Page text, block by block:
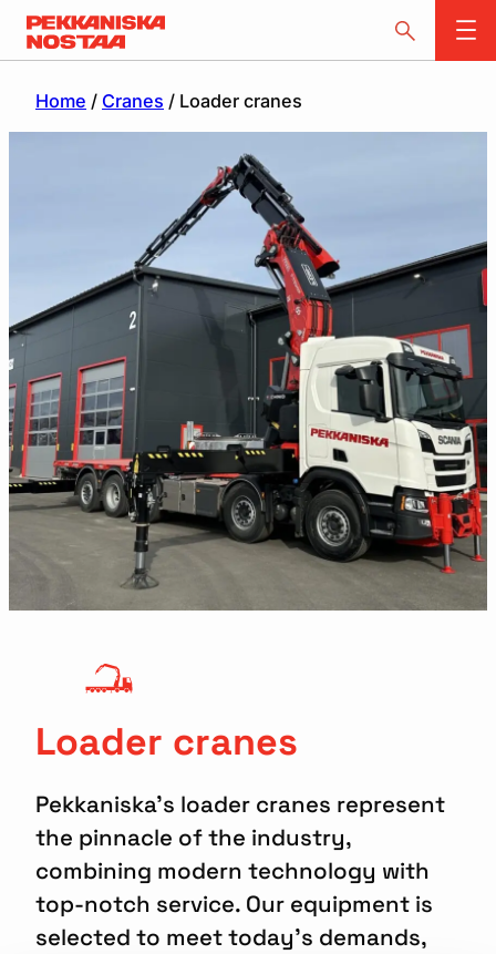
Home / Cranes / Loader cranes
Loader cranes
Pekkaniska’s loader cranes represent
the pinnacle of the industry,
combining modern technology with
top-notch service. Our equipment is
selected to meet today’s demands,